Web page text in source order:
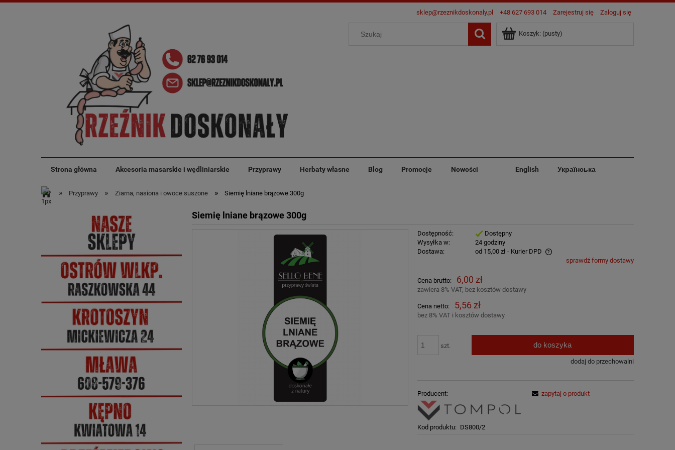
sklep@rzeznikdoskonaly.pl +48 627 693 014 Zarejestruj się Zaloguj się
Koszyk: (pusty)
Strona główna Akcesoria masarskie i wędliniarskie Przyprawy Herbaty własne Blog Promocje Nowości English Українська
» Przyprawy » Ziarna, nasiona i owoce suszone » Siemię lniane brązowe 300g
Siemię lniane brązowe 300g
Dostępność:
Dostępny
Wysyłka w:
24 godziny
Dostawa:
od 15,00 zł - Kurier DPD
Cena nie zawiera ewentualnych kosztów
płatności
sprawdź formy dostawy
Cena brutto: 6,00 zł
zawiera 8% VAT, bez kosztów dostawy
Cena netto: 5,56 zł
bez 8% VAT i kosztów dostawy
szt. do koszyka
dodaj do przechowalni
Producent:
Kod produktu: DS800/2
zapytaj o produkt